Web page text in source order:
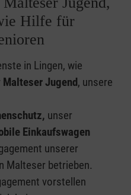
Hilfe für
in Lingen, wie
Malteser Jugend, unsere
unser
Einkaufswagen
unserer
Malteser betrieben.
vorstellen